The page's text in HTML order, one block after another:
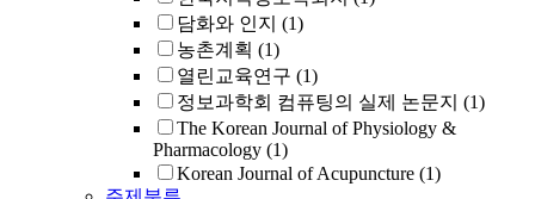
담화와 인지 (1)
농촌계획 (1)
열린교육연구 (1)
정보과학회 컴퓨팅의 실제 논문지 (1)
The Korean Journal of Physiology &
Pharmacology (1)
Korean Journal of Acupuncture (1)